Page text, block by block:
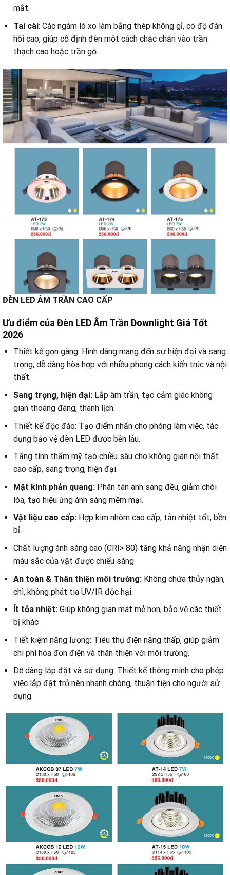
mắt.
Tai cài: Các ngàm lò xo làm bằng thép không gỉ, có độ đàn
hồi cao, giúp cố định đèn một cách chắc chắn vào trần
thạch cao hoặc trần gỗ.
ĐÈN LED ÂM TRẦN CAO CẤP
Ưu điểm của Đèn LED Âm Trần Downlight Giá Tốt
2026
Thiết kế gọn gàng: Hình dáng mang đến sự hiện đại và sang
trọng, dễ dàng hòa hợp với nhiều phong cách kiến trúc và nội
thất.
Sang trọng, hiện đại:Lắp âm trần, tạo cảm giác không
gian thoáng đãng, thanh lịch.
Thiết kế độc đáo: Tạo điểm nhấn cho phòng làm việc, tác
dụng bảo vệ đèn LED được bền lâu.
Tăng tính thẩm mỹ tạo chiều sâu cho không gian nội thất
cao cấp, sang trọng, hiện đại.
Mặt kính phản quang:Phân tán ánh sáng đều, giảm chói
lóa, tạo hiệu ứng ánh sáng mềm mại.
Vật liệu cao cấp:Hợp kim nhôm cao cấp, tản nhiệt tốt, bền
bỉ.
Chất lượng ánh sáng cao (CRI> 80) tăng khả năng nhận diện
màu sắc của vật được chiếu sáng
An toàn & Thân thiện môi trường:Không chứa thủy ngân,
chì, không phát tia UV/IR độc hại.
Ít tỏa nhiệt:Giúp không gian mát mẻ hơn, bảo vệ các thiết
bị khác
Tiết kiệm năng lượng: Tiêu thụ điện năng thấp, giúp giảm
chi phí hóa đơn điện và thân thiện với môi trường.
Dễ dàng lắp đặt và sử dụng: Thiết kế thông minh cho phép
việc lắp đặt trở nên nhanh chóng, thuận tiện cho người sử
dụng.